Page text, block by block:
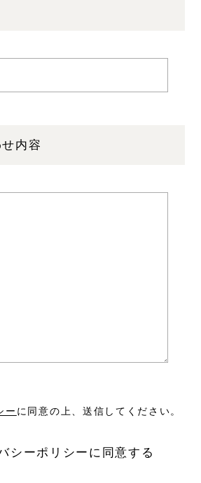
内容
ー に同意の上、送信してください。
シーポリシーに同意する